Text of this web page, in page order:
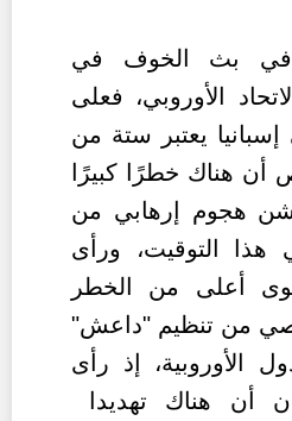
بث الخوف في
الأوروبي، فعلى
يعتبر ستة من
هناك خطرًا كبيرًا
هجوم إرهابي من
التوقيت، ورأى
أعلى من الخطر
من تنظيم "داعش"
الأوروبية، إذ رأى
أن هناك تهديدا